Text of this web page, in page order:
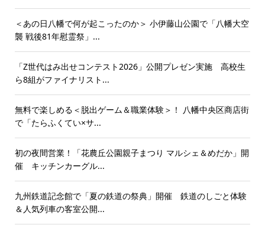
＜あの日八幡で何が起こったのか＞ 小伊藤山公園で「八幡大空
襲 戦後81年慰霊祭」...
「Z世代はみ出せコンテスト2026」公開プレゼン実施 高校生
ら8組がファイナリスト...
無料で楽しめる＜脱出ゲーム＆職業体験＞！ 八幡中央区商店街
で「たらふくてい×サ...
初の夜間営業！「花農丘公園親子まつり マルシェ＆めだか」開
催 キッチンカーグル...
九州鉄道記念館で「夏の鉄道の祭典」開催 鉄道のしごと体験
＆人気列車の客室公開...